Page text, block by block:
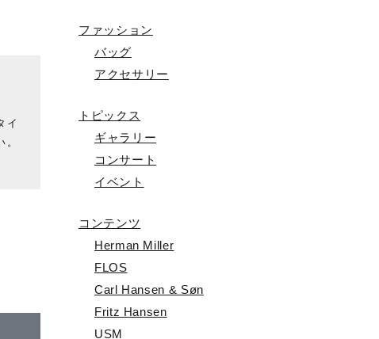
イ
ファッション
バッグ
アクセサリー
トピックス
ギャラリー
コンサート
イベント
コンテンツ
Herman Miller
FLOS
Carl Hansen & Søn
Fritz Hansen
USM